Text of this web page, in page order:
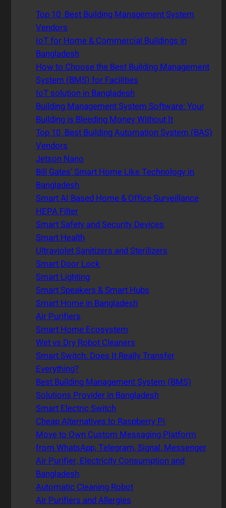
Top 10 Best Building Management System
Vendors
IoT for Home & Commercial Buildings in
Bangladesh
How to Choose the Best Building Management
System (BMS) for Facilities
IoT solution in Bangladesh
Building Management System Software: Your
Building is Bleeding Money Without It
Top 10 Best Building Automation System (BAS)
Vendors
Jetson Nano
Bill Gates’ Smart Home Like Technology in
Bangladesh
Smart AI Based Home & Office Surveillance
HEPA Filter
Smart Safety and Security Devices
Smart Health
Ultraviolet Sanitizers and Sterilizers
Smart Door Lock
Smart Lighting
Smart Speakers & Smart Hubs
Smart Home in Bangladesh
Air Purifiers
Smart Home Ecosystem
Wet vs Dry Robot Cleaners
Smart Switch: Does It Really Transfer
Everything?
Best Building Management System (BMS)
Solutions Provider in Bangladesh
Smart Electric Switch
Cheap Alternatives to Raspberry Pi
Move to Own Custom Messaging Platform
from WhatsApp, Telegram, Signal, Messenger
Air Purifier, Electricity Consumption and
Bangladesh
Automatic Cleaning Robot
Air Purifiers and Allergies